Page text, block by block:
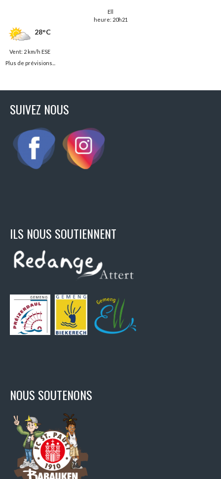
Ell
heure: 20h21
28°C
Vent: 2 km/h ESE
Plus de prévisions...
SUIVEZ NOUS
ILS NOUS SOUTIENNENT
NOUS SOUTENONS